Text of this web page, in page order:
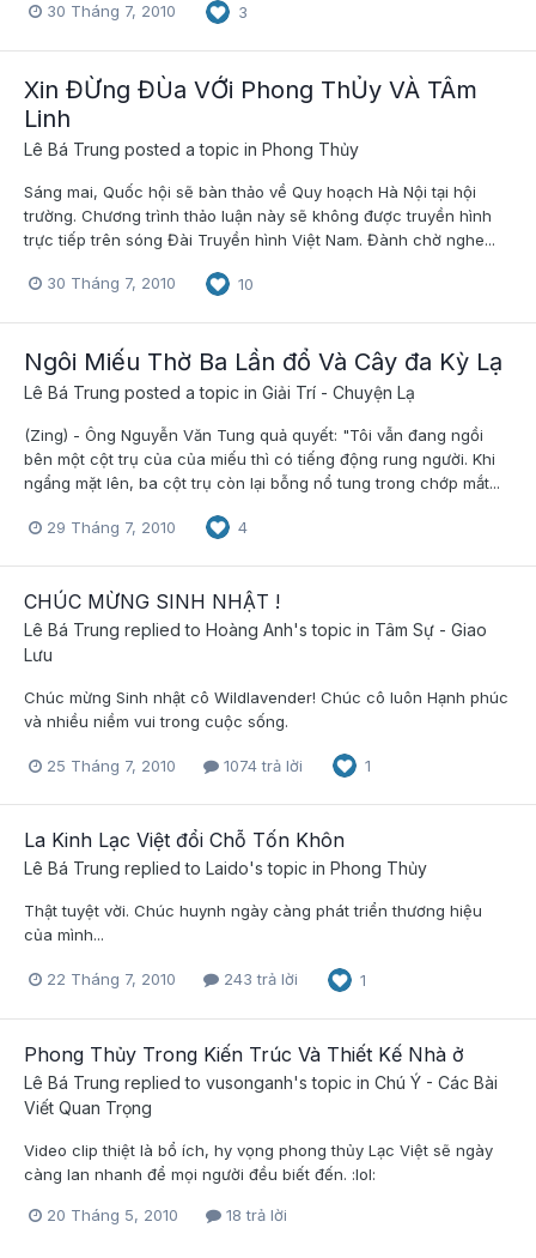
30 Tháng 7, 2010 3
Xin ĐỪng ĐÙa VỚi Phong ThỦy VÀ TÂm
Linh
Lê Bá Trung posted a topic in Phong Thủy
Sáng mai, Quốc hội sẽ bàn thảo về Quy hoạch Hà Nội tại hội
trường. Chương trình thảo luận này sẽ không được truyền hình
trực tiếp trên sóng Đài Truyền hình Việt Nam. Đành chờ nghe...
30 Tháng 7, 2010 10
Ngôi Miếu Thờ Ba Lần đổ Và Cây đa Kỳ Lạ
Lê Bá Trung posted a topic in Giải Trí - Chuyện Lạ
(Zing) - Ông Nguyễn Văn Tung quả quyết: "Tôi vẫn đang ngồi
bên một cột trụ của của miếu thì có tiếng động rung người. Khi
ngẩng mặt lên, ba cột trụ còn lại bỗng nổ tung trong chớp mắt...
29 Tháng 7, 2010 4
CHÚC MỪNG SINH NHẬT !
Lê Bá Trung replied to Hoàng Anh's topic in Tâm Sự - Giao
Lưu
Chúc mừng Sinh nhật cô Wildlavender! Chúc cô luôn Hạnh phúc
và nhiều niềm vui trong cuộc sống.
25 Tháng 7, 2010 1074 trả lời 1
La Kinh Lạc Việt đổi Chỗ Tốn Khôn
Lê Bá Trung replied to Laido's topic in Phong Thủy
Thật tuyệt vời. Chúc huynh ngày càng phát triển thương hiệu
của mình...
22 Tháng 7, 2010 243 trả lời 1
Phong Thủy Trong Kiến Trúc Và Thiết Kế Nhà ở
Lê Bá Trung replied to vusonganh's topic in Chú Ý - Các Bài
Viết Quan Trọng
Video clip thiệt là bổ ích, hy vọng phong thủy Lạc Việt sẽ ngày
càng lan nhanh để mọi người đều biết đến. :lol:
20 Tháng 5, 2010 18 trả lời